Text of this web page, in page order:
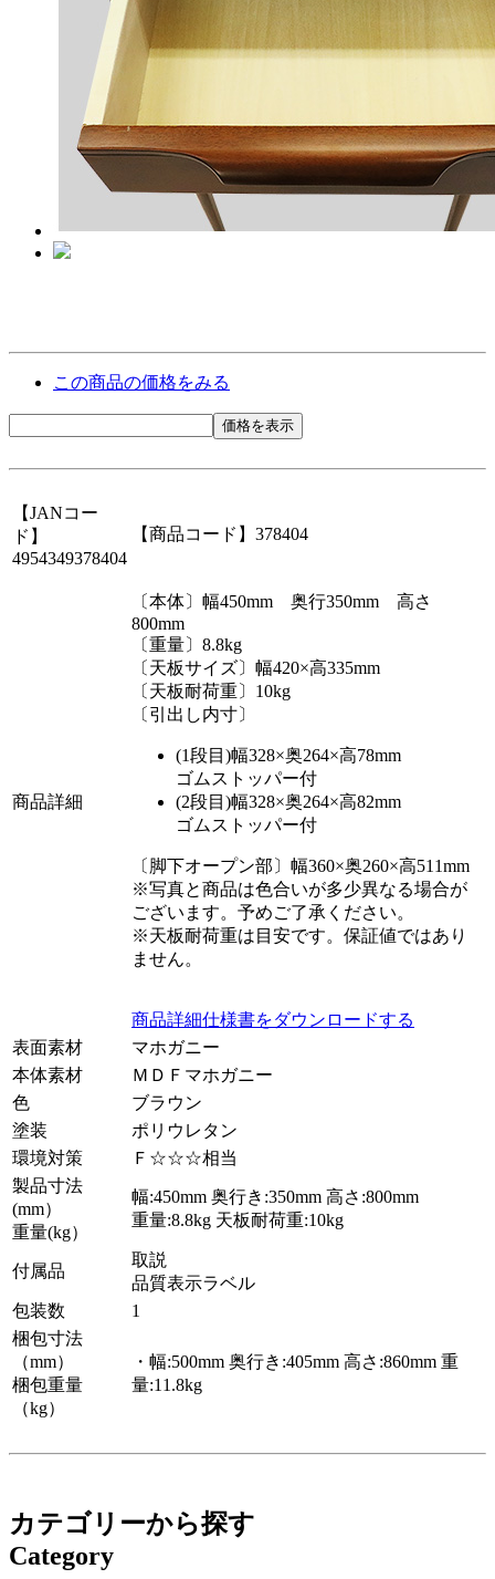
この商品の価格をみる
価格を表示
【JANコー
ド】
4954349378404
【商品コード】378404
商品詳細
〔本体〕幅450mm 奥行350mm 高さ
800mm
〔重量〕8.8kg
〔天板サイズ〕幅420×高335mm
〔天板耐荷重〕10kg
〔引出し内寸〕
(1段目)幅328×奥264×高78mm
ゴムストッパー付
(2段目)幅328×奥264×高82mm
ゴムストッパー付
〔脚下オープン部〕幅360×奥260×高511mm
※写真と商品は色合いが多少異なる場合が
ございます。予めご了承ください。
※天板耐荷重は目安です。保証値ではあり
ません。
商品詳細仕様書をダウンロードする
表面素材
マホガニー
本体素材
ＭＤＦマホガニー
色
ブラウン
塗装
ポリウレタン
環境対策
Ｆ☆☆☆相当
製品寸法
(mm）
重量(kg）
幅:450mm 奥行き:350mm 高さ:800mm
重量:8.8kg 天板耐荷重:10kg
付属品
取説
品質表示ラベル
包装数
1
梱包寸法
（mm）
梱包重量
（kg）
・幅:500mm 奥行き:405mm 高さ:860mm 重
量:11.8kg
カテゴリーから探す
Category